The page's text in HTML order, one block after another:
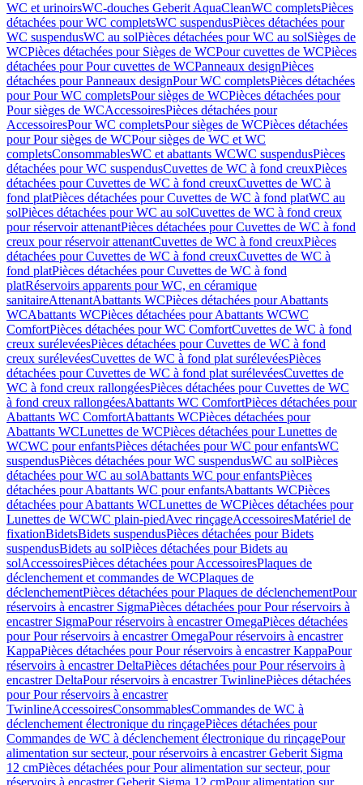
WC et urinoirsWC-douches Geberit AquaCleanWC completsPièces
détachées pour WC completsWC suspendusPièces détachées pour
WC suspendusWC au solPièces détachées pour WC au solSièges de
WCPièces détachées pour Sièges de WCPour cuvettes de WCPièces
détachées pour Pour cuvettes de WCPanneaux designPièces
détachées pour Panneaux designPour WC completsPièces détachées
pour Pour WC completsPour sièges de WCPièces détachées pour
Pour sièges de WCAccessoiresPièces détachées pour
AccessoiresPour WC completsPour sièges de WCPièces détachées
pour Pour sièges de WCPour sièges de WC et WC
completsConsommablesWC et abattants WCWC suspendusPièces
détachées pour WC suspendusCuvettes de WC à fond creuxPièces
détachées pour Cuvettes de WC à fond creuxCuvettes de WC à
fond platPièces détachées pour Cuvettes de WC à fond platWC au
solPièces détachées pour WC au solCuvettes de WC à fond creux
pour réservoir attenantPièces détachées pour Cuvettes de WC à fond
creux pour réservoir attenantCuvettes de WC à fond creuxPièces
détachées pour Cuvettes de WC à fond creuxCuvettes de WC à
fond platPièces détachées pour Cuvettes de WC à fond
platRéservoirs apparents pour WC, en céramique
sanitaireAttenantAbattants WCPièces détachées pour Abattants
WCAbattants WCPièces détachées pour Abattants WCWC
ComfortPièces détachées pour WC ComfortCuvettes de WC à fond
creux surélevéesPièces détachées pour Cuvettes de WC à fond
creux surélevéesCuvettes de WC à fond plat surélevéesPièces
détachées pour Cuvettes de WC à fond plat surélevéesCuvettes de
WC à fond creux rallongéesPièces détachées pour Cuvettes de WC
à fond creux rallongéesAbattants WC ComfortPièces détachées pour
Abattants WC ComfortAbattants WCPièces détachées pour
Abattants WCLunettes de WCPièces détachées pour Lunettes de
WCWC pour enfantsPièces détachées pour WC pour enfantsWC
suspendusPièces détachées pour WC suspendusWC au solPièces
détachées pour WC au solAbattants WC pour enfantsPièces
détachées pour Abattants WC pour enfantsAbattants WCPièces
détachées pour Abattants WCLunettes de WCPièces détachées pour
Lunettes de WCWC plain-piedAvec rinçageAccessoiresMatériel de
fixationBidetsBidets suspendusPièces détachées pour Bidets
suspendusBidets au solPièces détachées pour Bidets au
solAccessoiresPièces détachées pour AccessoiresPlaques de
déclenchement et commandes de WCPlaques de
déclenchementPièces détachées pour Plaques de déclenchementPour
réservoirs à encastrer SigmaPièces détachées pour Pour réservoirs à
encastrer SigmaPour réservoirs à encastrer OmegaPièces détachées
pour Pour réservoirs à encastrer OmegaPour réservoirs à encastrer
KappaPièces détachées pour Pour réservoirs à encastrer KappaPour
réservoirs à encastrer DeltaPièces détachées pour Pour réservoirs à
encastrer DeltaPour réservoirs à encastrer TwinlinePièces détachées
pour Pour réservoirs à encastrer
TwinlineAccessoiresConsommablesCommandes de WC à
déclenchement électronique du rinçagePièces détachées pour
Commandes de WC à déclenchement électronique du rinçagePour
alimentation sur secteur, pour réservoirs à encastrer Geberit Sigma
12 cmPièces détachées pour Pour alimentation sur secteur, pour
réservoirs à encastrer Geberit Sigma 12 cmPour alimentation sur